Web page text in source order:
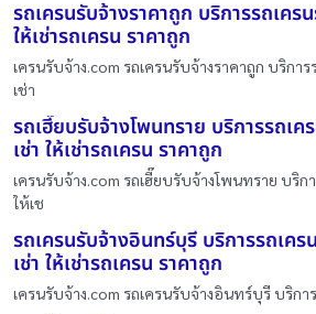
รถเครนรับจ้างราคาถูก บริการรถเคร
ให้เช่ารถเครน ราคาถูก
เครนรับจ้าง.com รถเครนรับจ้างราคาถูก บริการ
เช่า
รถเฮี๊ยบรับจ้างโพนทราย บริการรถเค
เช่า ให้เช่ารถเครน ราคาถูก
เครนรับจ้าง.com รถเฮี๊ยบรับจ้างโพนทราย บริก
ให้เช
รถเครนรับจ้างอินทร์บุรี บริการรถเคร
เช่า ให้เช่ารถเครน ราคาถูก
เครนรับจ้าง.com รถเครนรับจ้างอินทร์บุรี บริกา